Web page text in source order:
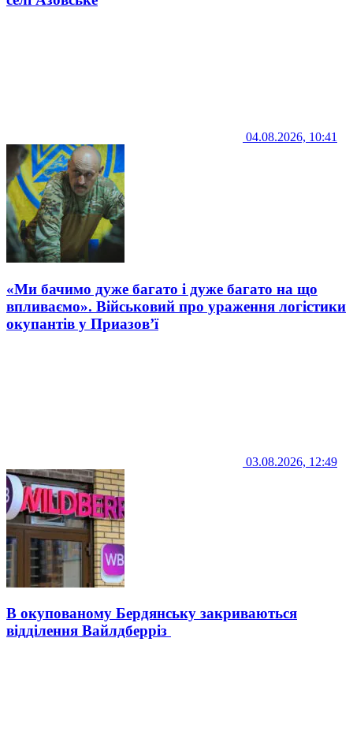
04.08.2026, 10:41
«Ми бачимо дуже багато і дуже багато на що
впливаємо». Військовий про ураження логістики
окупантів у Приазов’ї
03.08.2026, 12:49
В окупованому Бердянську закриваються
відділення Вайлдберріз